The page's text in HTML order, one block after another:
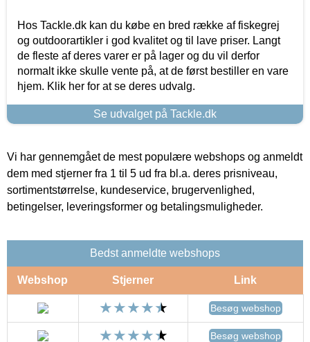
Hos Tackle.dk kan du købe en bred række af fiskegrej
og outdoorartikler i god kvalitet og til lave priser. Langt
de fleste af deres varer er på lager og du vil derfor
normalt ikke skulle vente på, at de først bestiller en vare
hjem. Klik her for at se deres udvalg.
Se udvalget på Tackle.dk
Vi har gennemgået de mest populære webshops og anmeldt
dem med stjerner fra 1 til 5 ud fra bl.a. deres prisniveau,
sortimentstørrelse, kundeservice, brugervenlighed,
betingelser, leveringsformer og betalingsmuligheder.
Bedst anmeldte webshops
Webshop Stjerner Link
Besøg webshop
Besøg webshop